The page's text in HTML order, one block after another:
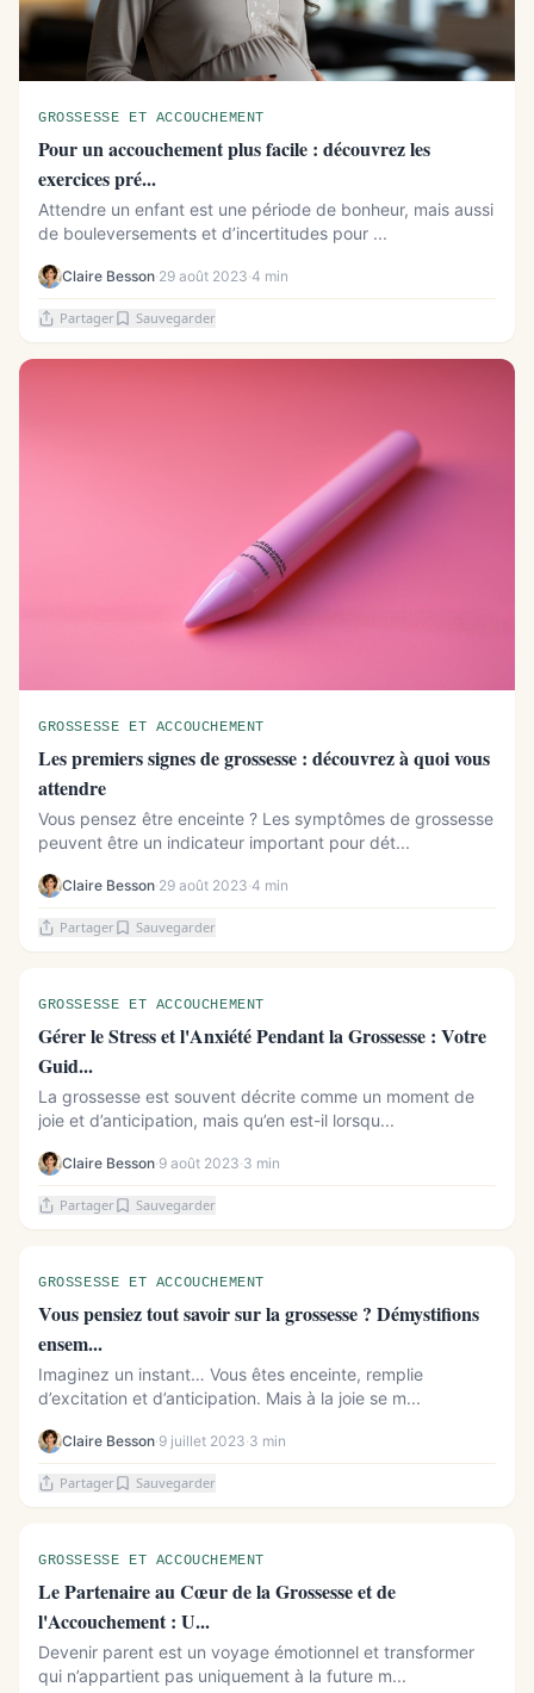
GROSSESSE ET ACCOUCHEMENT
Pour un accouchement plus facile : découvrez les
exercices pré...
Attendre un enfant est une période de bonheur, mais aussi
de bouleversements et d’incertitudes pour ...
Claire Besson·29 août 2023·4 min
Partager Sauvegarder
GROSSESSE ET ACCOUCHEMENT
Les premiers signes de grossesse : découvrez à quoi vous
attendre
Vous pensez être enceinte ? Les symptômes de grossesse
peuvent être un indicateur important pour dét...
Claire Besson·29 août 2023·4 min
Partager Sauvegarder
GROSSESSE ET ACCOUCHEMENT
Gérer le Stress et l'Anxiété Pendant la Grossesse : Votre
Guid...
La grossesse est souvent décrite comme un moment de
joie et d’anticipation, mais qu’en est-il lorsqu...
Claire Besson·9 août 2023·3 min
Partager Sauvegarder
GROSSESSE ET ACCOUCHEMENT
Vous pensiez tout savoir sur la grossesse ? Démystifions
ensem...
Imaginez un instant… Vous êtes enceinte, remplie
d’excitation et d’anticipation. Mais à la joie se m...
Claire Besson·9 juillet 2023·3 min
Partager Sauvegarder
GROSSESSE ET ACCOUCHEMENT
Le Partenaire au Cœur de la Grossesse et de
l'Accouchement : U...
Devenir parent est un voyage émotionnel et transformer
qui n’appartient pas uniquement à la future m...